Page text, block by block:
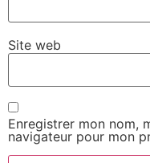
Site web
Enregistrer mon nom,
navigateur pour mon